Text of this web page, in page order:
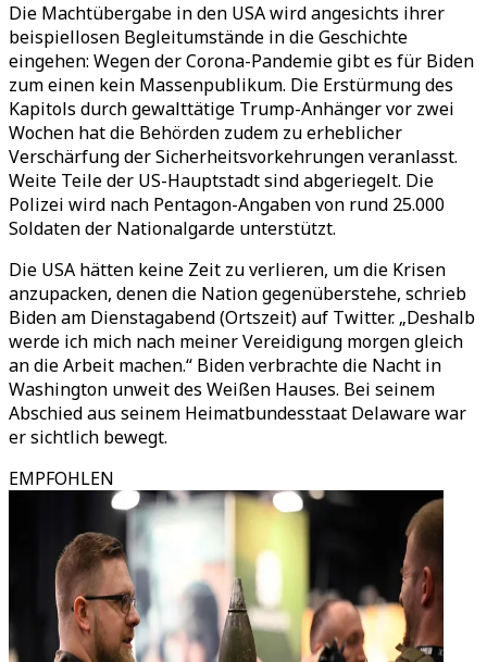
Die Machtübergabe in den USA wird angesichts ihrer
beispiellosen Begleitumstände in die Geschichte
eingehen: Wegen der Corona-Pandemie gibt es für Biden
zum einen kein Massenpublikum. Die Erstürmung des
Kapitols durch gewalttätige Trump-Anhänger vor zwei
Wochen hat die Behörden zudem zu erheblicher
Verschärfung der Sicherheitsvorkehrungen veranlasst.
Weite Teile der US-Hauptstadt sind abgeriegelt. Die
Polizei wird nach Pentagon-Angaben von rund 25.000
Soldaten der Nationalgarde unterstützt.
Die USA hätten keine Zeit zu verlieren, um die Krisen
anzupacken, denen die Nation gegenüberstehe, schrieb
Biden am Dienstagabend (Ortszeit) auf Twitter. „Deshalb
werde ich mich nach meiner Vereidigung morgen gleich
an die Arbeit machen.“ Biden verbrachte die Nacht in
Washington unweit des Weißen Hauses. Bei seinem
Abschied aus seinem Heimatbundesstaat Delaware war
er sichtlich bewegt.
EMPFOHLEN